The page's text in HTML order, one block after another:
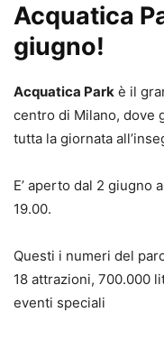
Acquatica
giugno!
Acquatica Park è il
centro di Milano, dove
tutta la giornata
E’ aperto dal 2 giugno
19.00.
Questi i numeri del
18 attrazioni, 700.000
eventi speciali